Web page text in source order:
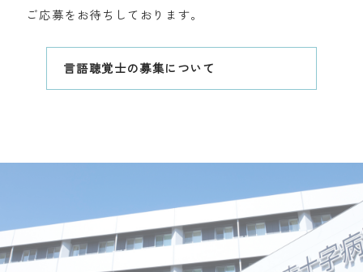
ご応募をお待ちしております。
言語聴覚士の募集について